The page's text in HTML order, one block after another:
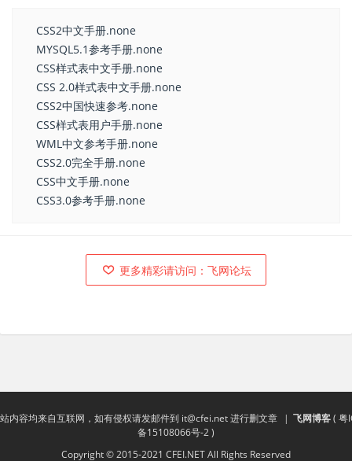
CSS2中文手册.none
MYSQL5.1参考手册.none
CSS样式表中文手册.none
CSS 2.0样式表中文手册.none
CSS2中国快速参考.none
CSS样式表用户手册.none
WML中文参考手册.none
CSS2.0完全手册.none
CSS中文手册.none
CSS3.0参考手册.none
更多精彩请访问：飞网论坛
内容均来自互联网，如有侵权请发邮件到 it@cfei.net进行删文章 | 飞网博客( 粤
备15108066号-2)
Copyright © 2015-2021 CFEI.NET All Rights Reserved